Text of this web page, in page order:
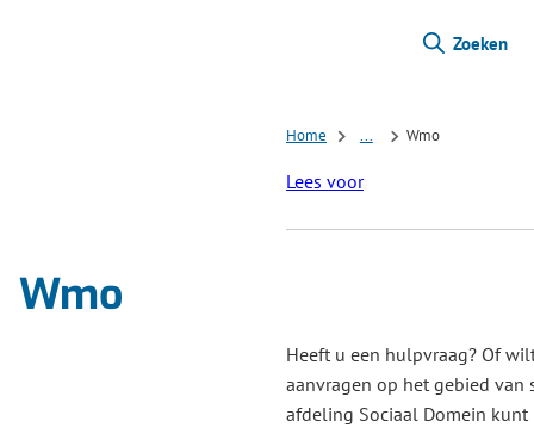
Zoeken
Home Wmo
Lees voor
Wmo
Heeft u een hulpvraag? Of
aanvragen op het gebied van
afdeling Sociaal Domein